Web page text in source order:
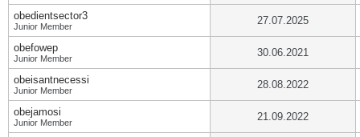
obedientsector3
Junior Member 27.07.2025
obefowep
Junior Member 30.06.2021
obeisantnecessi
Junior Member 28.08.2022
obejamosi
Junior Member 21.09.2022